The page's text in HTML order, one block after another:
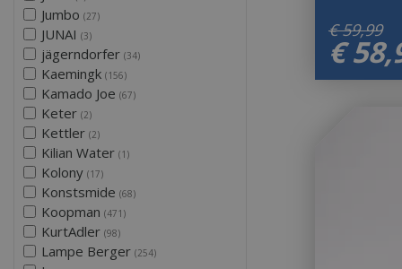
€ 59,99
€ 58,
Jumbo (27)
JUNAI (3)
jägerndorfer (34)
Kaemingk (156)
Kamado Joe (67)
Keter (2)
Kettler (2)
Kilian Water (1)
Kolony (17)
Konstsmide (68)
Koopman (471)
KurtAdler (98)
Lampe Berger (254)